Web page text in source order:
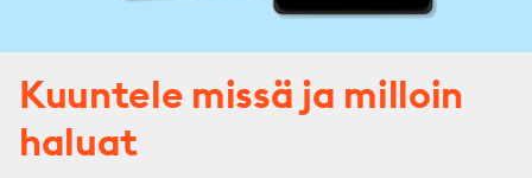
Kuuntele missä ja milloin
haluat